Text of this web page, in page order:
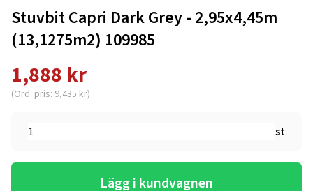
Stuvbit Capri Dark Grey - 2,95x4,45m
(13,1275m2) 109985
1,888 kr
(Ord. pris: 9,435 kr)
st
Lägg i kundvagnen